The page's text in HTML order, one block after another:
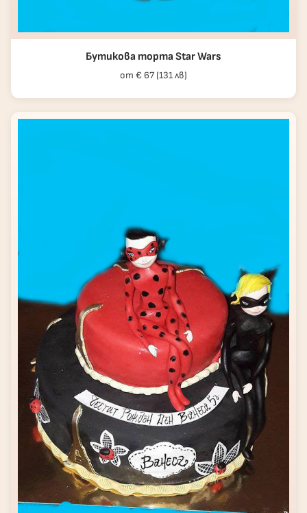
Бутикова торта Star Wars
от € 67 (131 лв)